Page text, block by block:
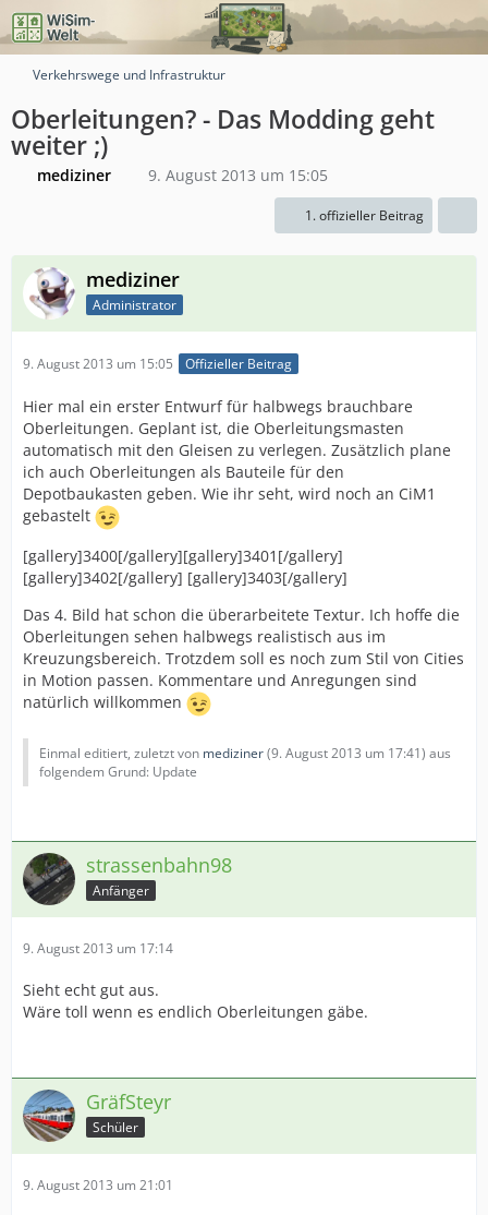
Verkehrswege und Infrastruktur
Oberleitungen? - Das Modding geht
weiter ;)
mediziner 9. August 2013 um 15:05
1. offizieller Beitrag
mediziner
Administrator
9. August 2013 um 15:05 Offizieller Beitrag
Hier mal ein erster Entwurf für halbwegs brauchbare
Oberleitungen. Geplant ist, die Oberleitungsmasten
automatisch mit den Gleisen zu verlegen. Zusätzlich plane
ich auch Oberleitungen als Bauteile für den
Depotbaukasten geben. Wie ihr seht, wird noch an CiM1
gebastelt
[gallery]3400[/gallery][gallery]3401[/gallery]
[gallery]3402[/gallery] [gallery]3403[/gallery]
Das 4. Bild hat schon die überarbeitete Textur. Ich hoffe die
Oberleitungen sehen halbwegs realistisch aus im
Kreuzungsbereich. Trotzdem soll es noch zum Stil von Cities
in Motion passen. Kommentare und Anregungen sind
natürlich willkommen
Einmal editiert, zuletzt von mediziner(9. August 2013 um 17:41) aus
folgendem Grund: Update
strassenbahn98
Anfänger
9. August 2013 um 17:14
Sieht echt gut aus.
Wäre toll wenn es endlich Oberleitungen gäbe.
GräfSteyr
Schüler
9. August 2013 um 21:01